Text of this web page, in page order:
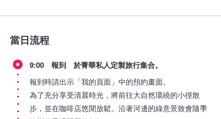
當日流程
9:00 報到 於菁華私人定製旅行集合。
報到時請出示「我的頁面」中的預約畫面。
為了充分享受清晨時光，將前往大自然環繞的小徑散
步，並在咖啡店悠閒放鬆。沿著河邊的綠意景致會隨季